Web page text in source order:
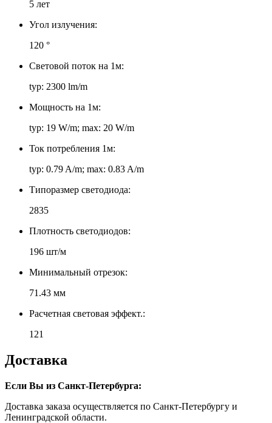
5 лет
Угол излучения:
120 °
Световой поток на 1м:
typ: 2300 lm/m
Мощность на 1м:
typ: 19 W/m; max: 20 W/m
Ток потребления 1м:
typ: 0.79 A/m; max: 0.83 A/m
Типоразмер светодиода:
2835
Плотность светодиодов:
196 шт/м
Минимальный отрезок:
71.43 мм
Расчетная световая эффект.:
121
Доставка
Если Вы из Санкт-Петербурга:
Доставка заказа осуществляется по Санкт-Петербургу и
Ленинградской области.